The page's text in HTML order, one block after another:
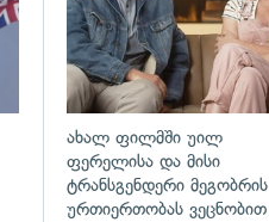
ახალ ფილმში უილ
ფერელისა და მისი
ტრანსგენდერი მეგობრის
ურთიერთობას ვეცნობით